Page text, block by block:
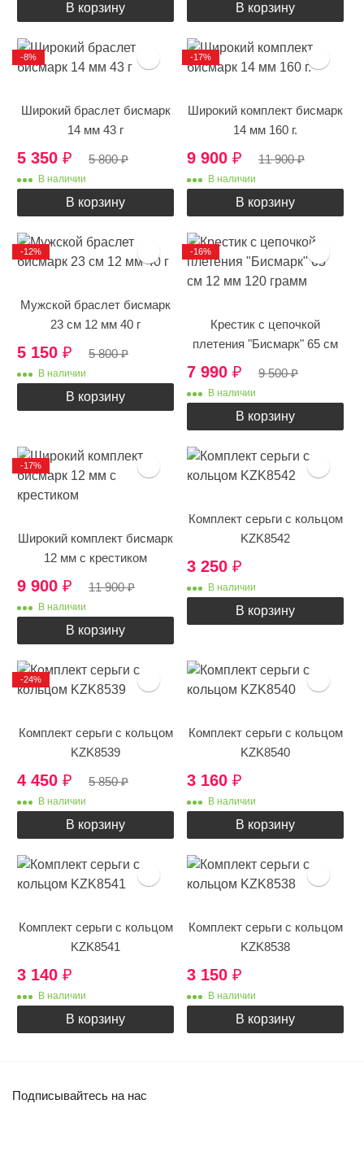
В корзину В корзину
Широкий браслет бисмарк
14 мм 43 г
5 350 ₽ 5 800₽
В наличии
В корзину
-8%
Широкий комплект бисмарк
14 мм 160 г.
9 900 ₽ 11 900₽
В наличии
В корзину
-17%
Мужской браслет бисмарк
23 см 12 мм 40 г
5 150 ₽ 5 800₽
В наличии
В корзину
-12%
Крестик с цепочкой
плетения "Бисмарк" 65 см
12 мм 120 грамм
7 990 ₽ 9 500₽
В наличии
В корзину
-16%
Широкий комплект бисмарк
12 мм с крестиком
9 900 ₽ 11 900₽
В наличии
В корзину
-17%
Комплект серьги с кольцом
KZK8542
3 250 ₽
В наличии
В корзину
Комплект серьги с кольцом
KZK8539
4 450 ₽ 5 850₽
В наличии
В корзину
-24%
Комплект серьги с кольцом
KZK8540
3 160 ₽
В наличии
В корзину
Комплект серьги с кольцом
KZK8541
3 140 ₽
В наличии
В корзину
Комплект серьги с кольцом
KZK8538
3 150 ₽
В наличии
В корзину
Подписывайтесь на нас